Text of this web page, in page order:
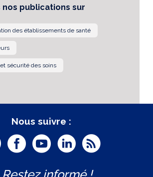
nos publications sur
des établissements de santé
sécurité des soins
Nous suivre :
T
F
Y
L
R